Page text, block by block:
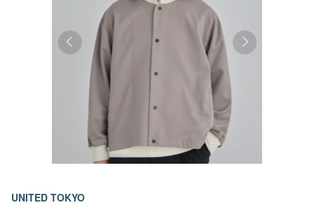
UNITED TOKYO